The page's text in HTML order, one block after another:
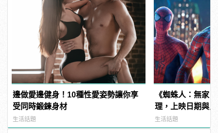
邊做愛邊健身！10種性愛姿勢讓你享
受同時鍛鍊身材
生活話題
《蜘蛛人：無家
理，上映日期與
姆霍蘭德去向......
生活話題